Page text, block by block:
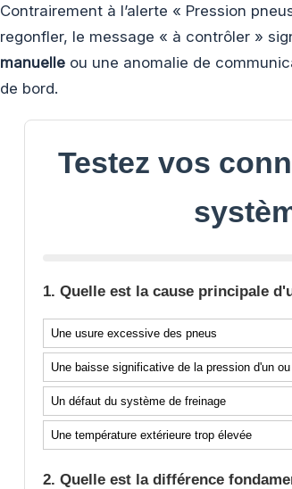
Contrairement à l’alerte « Pression
regonfler, le message « à contrôler »
manuelle ou une anomalie de
de bord.
Testez vos
1. Quelle est la cause principale
Une usure excessive des pneus
Une baisse significative de la pression d'un
Un défaut du système de freinage
Une température extérieure trop élevée
2. Quelle est la différence